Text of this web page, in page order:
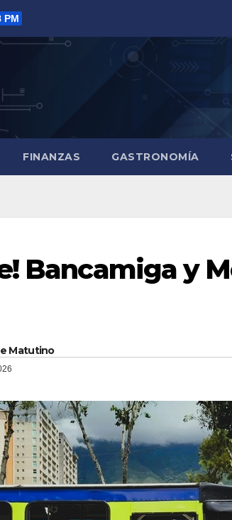
PM
FINANZAS GASTRONOMÍA
Bancamiga y
Matutino